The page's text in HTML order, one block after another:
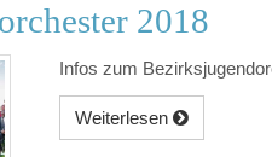
2018
Infos zum
Weiterlesen